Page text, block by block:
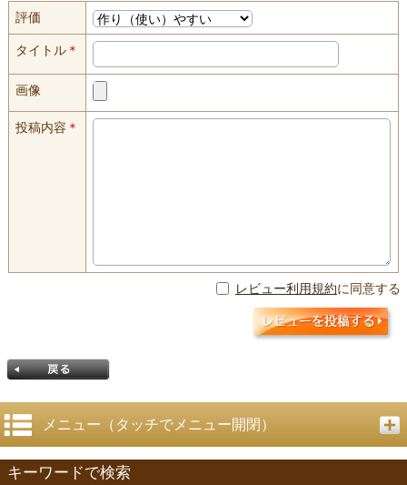
評価
タイトル＊
画像
投稿内容 ＊
レビュー利用規約に同意する
メニュー（タッチでメニュー開閉）
キーワードで検索